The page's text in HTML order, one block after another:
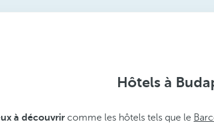
Hôtels à
à découvrir comme les hôtels tels que le